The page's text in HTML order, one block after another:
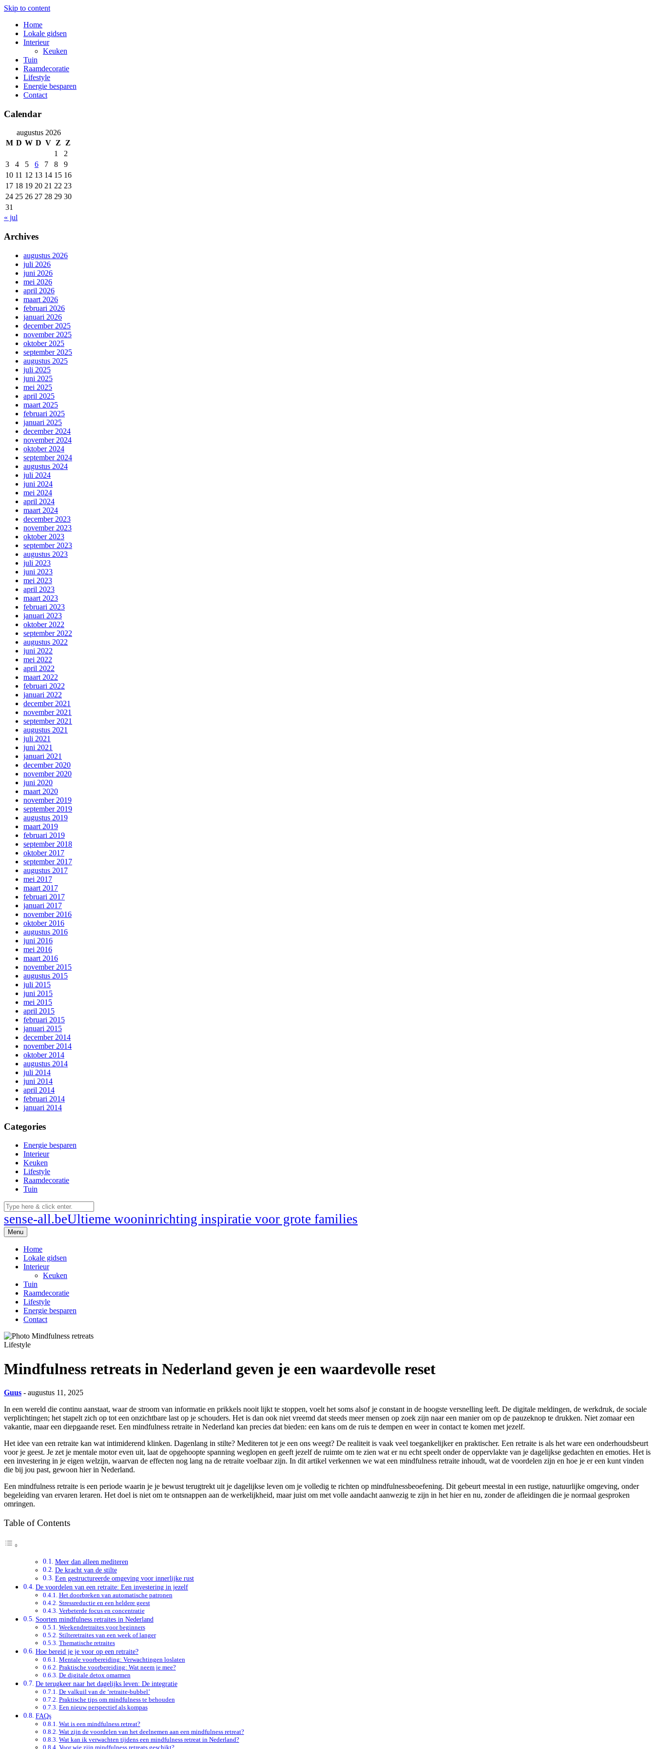
Skip to content
Home
Lokale gidsen
Interieur
Keuken
Tuin
Raamdecoratie
Lifestyle
Energie besparen
Contact
Calendar
augustus 2026
M D W D V Z Z
1
2
3
4 5 6 7 8
9
10 11 12 13 14 15 16
17 18 19 20 21 22 23
24 25 26 27 28 29 30
31
« jul
Archives
augustus 2026
juli 2026
juni 2026
mei 2026
april 2026
maart 2026
februari 2026
januari 2026
december 2025
november 2025
oktober 2025
september 2025
augustus 2025
juli 2025
juni 2025
mei 2025
april 2025
maart 2025
februari 2025
januari 2025
december 2024
november 2024
oktober 2024
september 2024
augustus 2024
juli 2024
juni 2024
mei 2024
april 2024
maart 2024
december 2023
november 2023
oktober 2023
september 2023
augustus 2023
juli 2023
juni 2023
mei 2023
april 2023
maart 2023
februari 2023
januari 2023
oktober 2022
september 2022
augustus 2022
juni 2022
mei 2022
april 2022
maart 2022
februari 2022
januari 2022
december 2021
november 2021
september 2021
augustus 2021
juli 2021
juni 2021
januari 2021
december 2020
november 2020
juni 2020
maart 2020
november 2019
september 2019
augustus 2019
maart 2019
februari 2019
september 2018
oktober 2017
september 2017
augustus 2017
mei 2017
maart 2017
februari 2017
januari 2017
november 2016
oktober 2016
augustus 2016
juni 2016
mei 2016
maart 2016
november 2015
augustus 2015
juli 2015
juni 2015
mei 2015
april 2015
februari 2015
januari 2015
december 2014
november 2014
oktober 2014
augustus 2014
juli 2014
juni 2014
april 2014
februari 2014
januari 2014
Categories
Energie besparen
Interieur
Keuken
Lifestyle
Raamdecoratie
Tuin
sense-all.beUltieme wooninrichting inspiratie voor grote families
Menu
Home
Lokale gidsen
Interieur
Keuken
Tuin
Raamdecoratie
Lifestyle
Energie besparen
Contact
Lifestyle
Mindfulness retreats in Nederland geven je een waardevolle reset
Guus - augustus 11, 2025
In een wereld die continu aanstaat, waar de stroom van informatie en prikkels nooit lijkt te stoppen, voelt het soms alsof je constant in de hoogste versnelling leeft. De digitale meldingen, de werkdruk, de sociale
verplichtingen; het stapelt zich op tot een onzichtbare last op je schouders. Het is dan ook niet vreemd dat steeds meer mensen op zoek zijn naar een manier om op de pauzeknop te drukken. Niet zomaar een
vakantie, maar een diepgaande reset. Een mindfulness retraite in Nederland kan precies dat bieden: een kans om de ruis te dempen en weer in contact te komen met jezelf.
Het idee van een retraite kan wat intimiderend klinken. Dagenlang in stilte? Mediteren tot je een ons weegt? De realiteit is vaak veel toegankelijker en praktischer. Een retraite is als het ware een onderhoudsbeurt
voor je geest. Je zet je mentale motor even uit, laat de opgehoopte spanning weglopen en geeft jezelf de ruimte om te zien wat er nu echt speelt onder de oppervlakte van je dagelijkse gedachten en emoties. Het is
een investering in je eigen welzijn, waarvan de effecten nog lang na de retraite voelbaar zijn. In dit artikel verkennen we wat een mindfulness retraite inhoudt, wat de voordelen zijn en hoe je er een kunt vinden
die bij jou past, gewoon hier in Nederland.
Een mindfulness retraite is een periode waarin je je bewust terugtrekt uit je dagelijkse leven om je volledig te richten op mindfulnessbeoefening. Dit gebeurt meestal in een rustige, natuurlijke omgeving, onder
begeleiding van ervaren leraren. Het doel is niet om te ontsnappen aan de werkelijkheid, maar juist om met volle aandacht aanwezig te zijn in het hier en nu, zonder de afleidingen die je normaal gesproken
omringen.
Table of Contents
Meer dan alleen mediteren
De kracht van de stilte
Een gestructureerde omgeving voor innerlijke rust
De voordelen van een retraite: Een investering in jezelf
Het doorbreken van automatische patronen
Stressreductie en een heldere geest
Verbeterde focus en concentratie
Soorten mindfulness retraites in Nederland
Weekendretraites voor beginners
Stilteretraites van een week of langer
Thematische retraites
Hoe bereid je je voor op een retraite?
Mentale voorbereiding: Verwachtingen loslaten
Praktische voorbereiding: Wat neem je mee?
De digitale detox omarmen
De terugkeer naar het dagelijks leven: De integratie
De valkuil van de ‘retraite-bubbel’
Praktische tips om mindfulness te behouden
Een nieuw perspectief als kompas
FAQs
Wat is een mindfulness retreat?
Wat zijn de voordelen van het deelnemen aan een mindfulness retreat?
Wat kan ik verwachten tijdens een mindfulness retreat in Nederland?
Voor wie zijn mindfulness retreats geschikt?